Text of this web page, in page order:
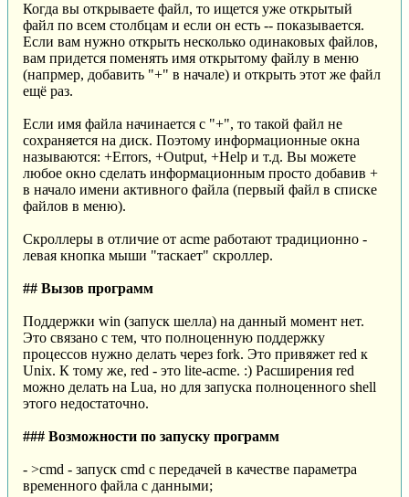
Когда вы открываете файл, то ищется уже открытый
файл по всем столбцам и если он есть -- показывается.
Если вам нужно открыть несколько одинаковых файлов,
вам придется поменять имя открытому файлу в меню
(напрмер, добавить "+" в начале) и открыть этот же файл
ещё раз.
Если имя файла начинается с "+", то такой файл не
сохраняется на диск. Поэтому информационные окна
называются: +Errors, +Output, +Help и т.д. Вы можете
любое окно сделать информационным просто добавив +
в начало имени активного файла (первый файл в списке
файлов в меню).
Скроллеры в отличие от acme работают традиционно -
левая кнопка мыши "таскает" скроллер.
## Вызов программ
Поддержки win (запуск шелла) на данный момент нет.
Это связано с тем, что полноценную поддержку
процессов нужно делать через fork. Это привяжет red к
Unix. К тому же, red - это lite-acme. :) Расширения red
можно делать на Lua, но для запуска полноценного shell
этого недостаточно.
### Возможности по запуску программ
- >cmd - запуск cmd с передачей в качестве параметра
временного файла с данными;